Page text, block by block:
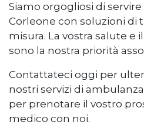
Siamo orgogliosi di
Corleone con soluzioni di
misura. La vostra salute e
sono la nostra priorità
Contattateci oggi per
nostri servizi di
per prenotare il vostro
medico con noi.